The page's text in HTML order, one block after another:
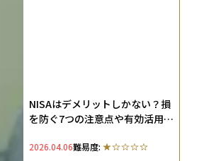
NISAはデメリットしかない？損
を防ぐ7つの注意点や有効活用に
2026.04.06難易度: